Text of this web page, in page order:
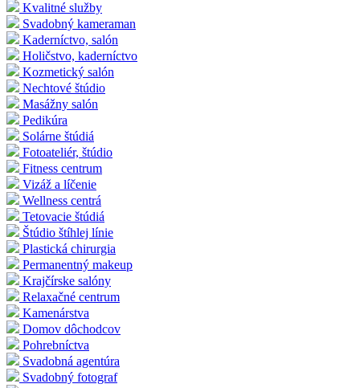
Kvalitné služby
Svadobný kameraman
Kaderníctvo, salón
Holičstvo, kaderníctvo
Kozmetický salón
Nechtové štúdio
Masážny salón
Pedikúra
Solárne štúdiá
Fotoateliér, štúdio
Fitness centrum
Vizáž a líčenie
Wellness centrá
Tetovacie štúdiá
Štúdio štíhlej línie
Plastická chirurgia
Permanentný makeup
Krajčírske salóny
Relaxačné centrum
Kamenárstva
Domov dôchodcov
Pohrebníctva
Svadobná agentúra
Svadobný fotograf